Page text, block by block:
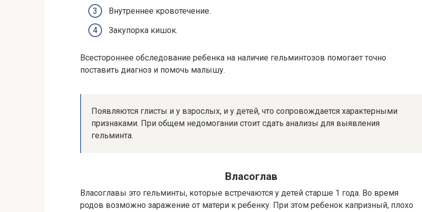
Внутреннее кровотечение.
Закупорка кишок.
Всестороннее обследование ребенка на наличие гельминтозов помогает точно
поставить диагноз и помочь малышу.
Появляются глисты и у взрослых, и у детей, что сопровождается характерными
признаками. При общем недомогании стоит сдать анализы для выявления
гельминта.
Власоглав
Власоглавы это гельминты, которые встречаются у детей старше 1 года. Во время
родов возможно заражение от матери к ребенку. При этом ребенок капризный, плохо